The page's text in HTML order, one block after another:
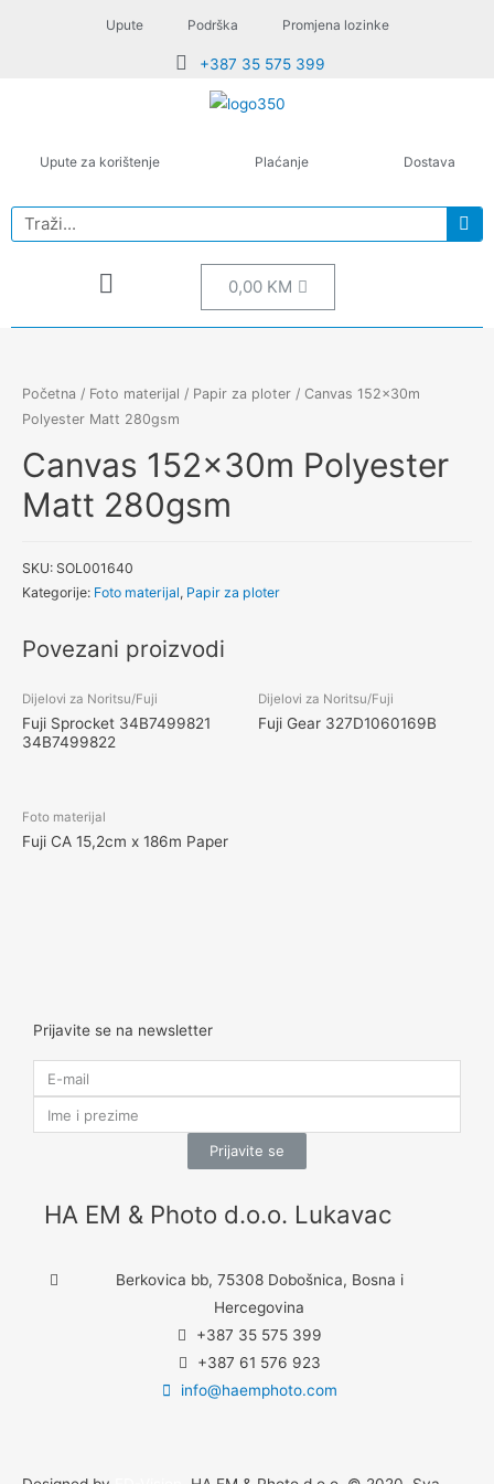
Upute Podrška Promjena lozinke
+387 35 575 399
Upute za korištenje Plaćanje Dostava
0,00 KM
Početna / Foto materijal / Papir za ploter / Canvas 152x30m
Polyester Matt 280gsm
Canvas 152x30m Polyester
Matt 280gsm
SKU: SOL001640
Kategorije: Foto materijal, Papir za ploter
Povezani proizvodi
Dijelovi za Noritsu/Fuji
Fuji Sprocket 34B7499821
34B7499822
Dijelovi za Noritsu/Fuji
Fuji Gear 327D1060169B
Foto materijal
Fuji CA 15,2cm x 186m Paper
Prijavite se na newsletter
Prijavite se
HA EM & Photo d.o.o. Lukavac
Berkovica bb, 75308 Dobošnica, Bosna i
Hercegovina
+387 35 575 399
+387 61 576 923
info@haemphoto.com